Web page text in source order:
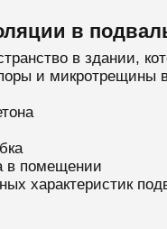
в
в здании,
и микротрещины
в помещении
характеристик